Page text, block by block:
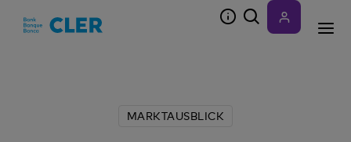
MARKTAUSBLICK